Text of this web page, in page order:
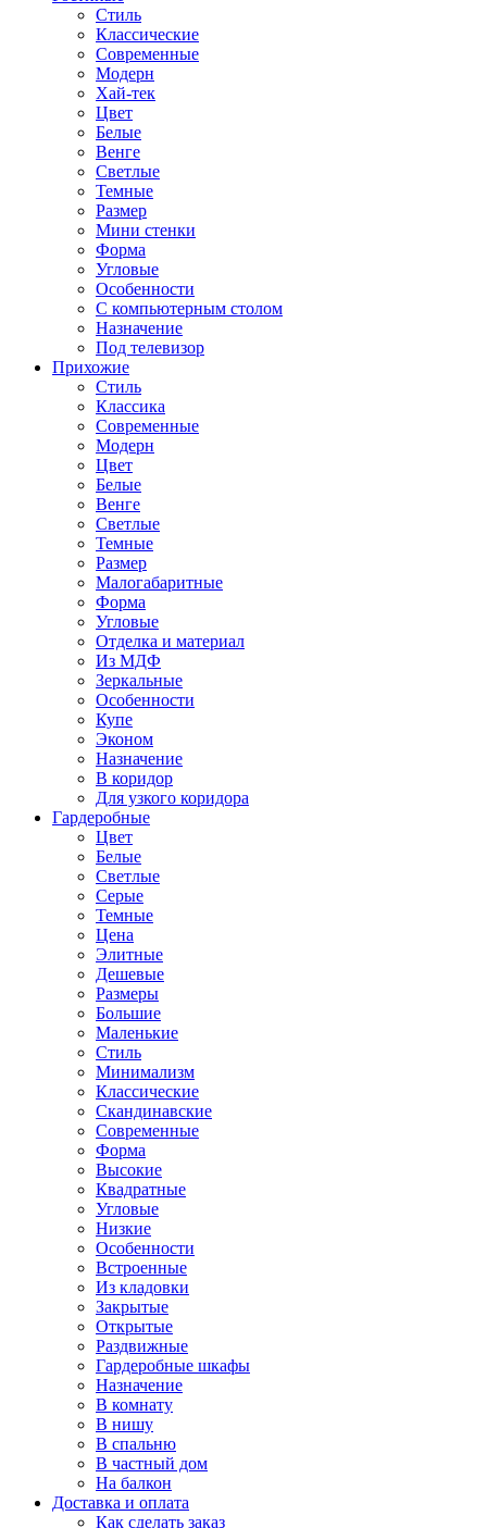
Стиль
Классические
Современные
Модерн
Хай-тек
Цвет
Белые
Венге
Светлые
Темные
Размер
Мини стенки
Форма
Угловые
Особенности
С компьютерным столом
Назначение
Под телевизор
Прихожие
Стиль
Классика
Современные
Модерн
Цвет
Белые
Венге
Светлые
Темные
Размер
Малогабаритные
Форма
Угловые
Отделка и материал
Из МДФ
Зеркальные
Особенности
Купе
Эконом
Назначение
В коридор
Для узкого коридора
Гардеробные
Цвет
Белые
Светлые
Серые
Темные
Цена
Элитные
Дешевые
Размеры
Большие
Маленькие
Стиль
Минимализм
Классические
Скандинавские
Современные
Форма
Высокие
Квадратные
Угловые
Низкие
Особенности
Встроенные
Из кладовки
Закрытые
Открытые
Раздвижные
Гардеробные шкафы
Назначение
В комнату
В нишу
В спальню
В частный дом
На балкон
Доставка и оплата
Как сделать заказ